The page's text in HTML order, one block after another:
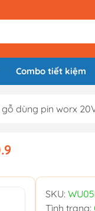
Combo tiết kiệm
dùng pin worx
SKU:
Tình trạng: